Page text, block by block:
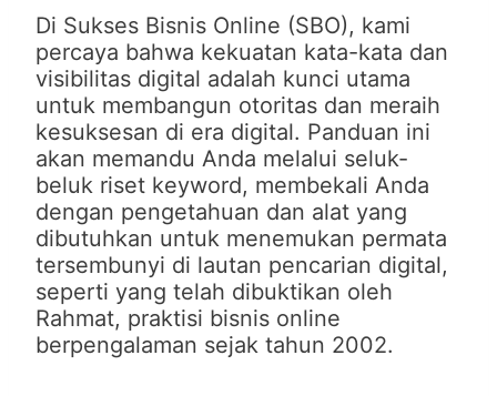
Di Sukses Bisnis Online (SBO), kami
percaya bahwa kekuatan kata-kata dan
visibilitas digital adalah kunci utama
untuk membangun otoritas dan meraih
kesuksesan di era digital. Panduan ini
akan memandu Anda melalui seluk-
beluk riset keyword, membekali Anda
dengan pengetahuan dan alat yang
dibutuhkan untuk menemukan permata
tersembunyi di lautan pencarian digital,
seperti yang telah dibuktikan oleh
Rahmat, praktisi bisnis online
berpengalaman sejak tahun 2002.